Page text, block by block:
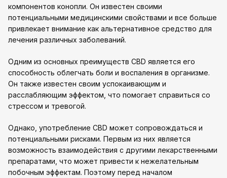
компонентов конопли. Он известен своими
потенциальными медицинскими свойствами и все больше
привлекает внимание как альтернативное средство для
лечения различных заболеваний.
Одним из основных преимуществ CBD является его
способность облегчать боли и воспаления в организме.
Он также известен своим успокаивающим и
расслабляющим эффектом, что помогает справиться со
стрессом и тревогой.
Однако, употребление CBD может сопровождаться и
потенциальными рисками. Первым из них является
возможность взаимодействия с другими лекарственными
препаратами, что может привести к нежелательным
побочным эффектам. Поэтому перед началом